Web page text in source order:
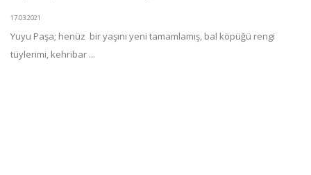
17.03.2021
Yuyu Paşa; henüz bir yaşını yeni tamamlamış, bal köpüğü rengi
tüylerimi, kehribar ...